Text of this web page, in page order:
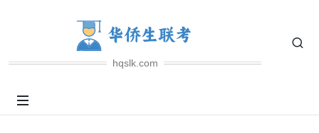
hqslk.com